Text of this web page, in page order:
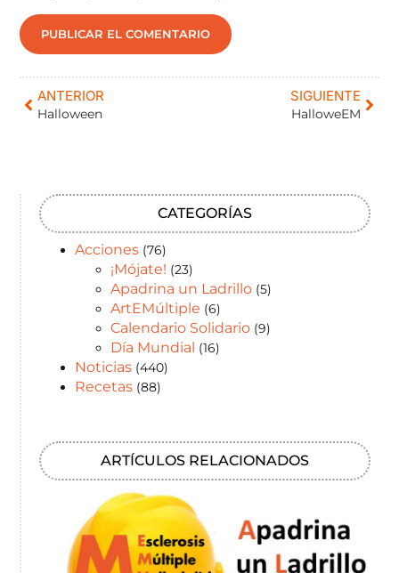
ANTERIOR
Halloween
SIGUIENTE
HalloweEM
CATEGORÍAS
Acciones (76)
¡Mójate! (23)
Apadrina un Ladrillo (5)
ArtEMúltiple (6)
Calendario Solidario (9)
Día Mundial (16)
Noticias (440)
Recetas (88)
ARTÍCULOS RELACIONADOS